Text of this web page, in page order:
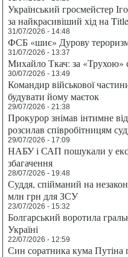
Український гросмейстер
за найкрасивіший хід на
31/07/2026 - 14:48
ФСБ «шиє» Дурову
31/07/2026 - 13:37
Михайло Ткач: за «Трухою»
30/07/2026 - 13:49
Командир військової
будувати йому маєток
29/07/2026 - 21:38
Прокурор знімав інтимне
розсилав співробітницям
29/07/2026 - 17:09
НАБУ і САП пошукали у
збагачення
28/07/2026 - 19:48
Суддя, спійманий на
млн грн для ЗСУ
23/07/2026 - 15:32
Болгарський воротила
Україні
22/07/2026 - 12:59
Син соратника кума Путіна